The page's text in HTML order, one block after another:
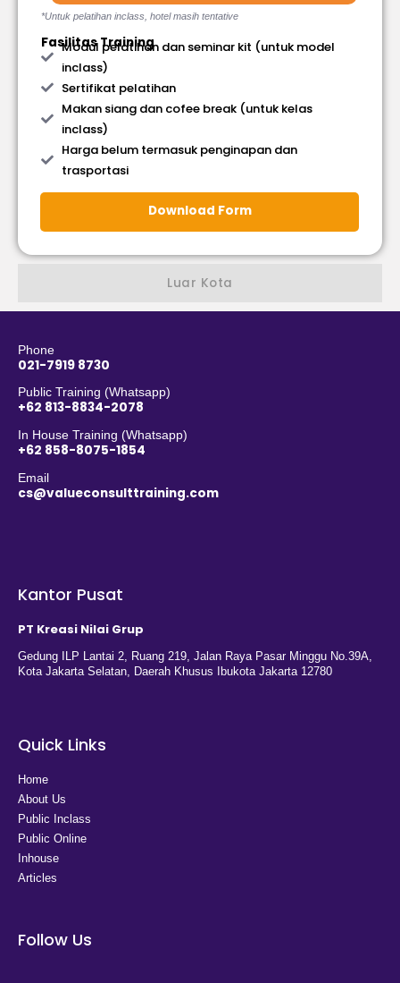
Luar Kota
*Untuk pelatihan inclass, hotel masih tentative
Fasilitas Training
Modul pelatihan dan seminar kit (untuk model
inclass)
Sertifikat pelatihan
Makan siang dan cofee break (untuk kelas
inclass)
Harga belum termasuk penginapan dan
trasportasi
Download Form
Phone
021-7919 8730
Public Training (Whatsapp)
+62 813-8834-2078
In House Training (Whatsapp)
+62 858-8075-1854
Email
cs@valueconsulttraining.com
Kantor Pusat
PT Kreasi Nilai Grup
Gedung ILP Lantai 2, Ruang 219, Jalan Raya Pasar Minggu No.39A,
Kota Jakarta Selatan, Daerah Khusus Ibukota Jakarta 12780
Quick Links
Home
About Us
Public Inclass
Public Online
Inhouse
Articles
Follow Us